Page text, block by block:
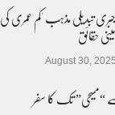
تبدیلی مذہب 'کم عمری کی
حقائق
August 30, 2025
تک کا سفر